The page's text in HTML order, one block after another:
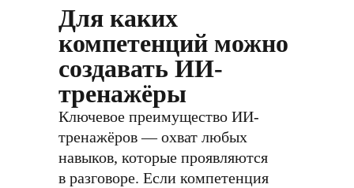
Для каких
компетенций можно
создавать ИИ-
тренажёры
Ключевое преимущество ИИ-
тренажёров — охват любых
навыков, которые проявляются
в разговоре. Если компетенция